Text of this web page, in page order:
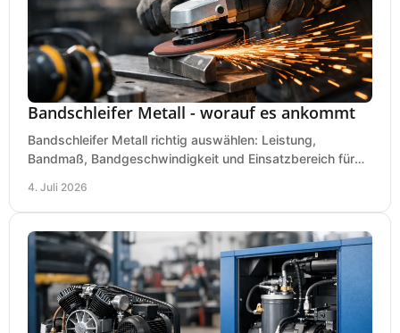
Bandschleifer Metall - worauf es ankommt
Bandschleifer Metall richtig auswählen: Leistung,
Bandmaß, Bandgeschwindigkeit und Einsatzbereich für
4. Juli 2026